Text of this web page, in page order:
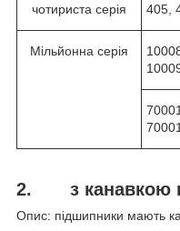
чотириста серія 405,
Мільйонна серія
2. з канавкою
Опис: підшипники мають